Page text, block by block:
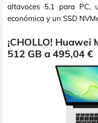
altavoces 5.1 para PC,
económica y un SSD
¡CHOLLO! Huawei
512 GB a 495,04 €